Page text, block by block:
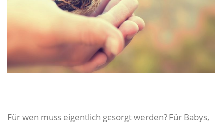
Für wen muss eigentlich gesorgt werden? Für Babys,